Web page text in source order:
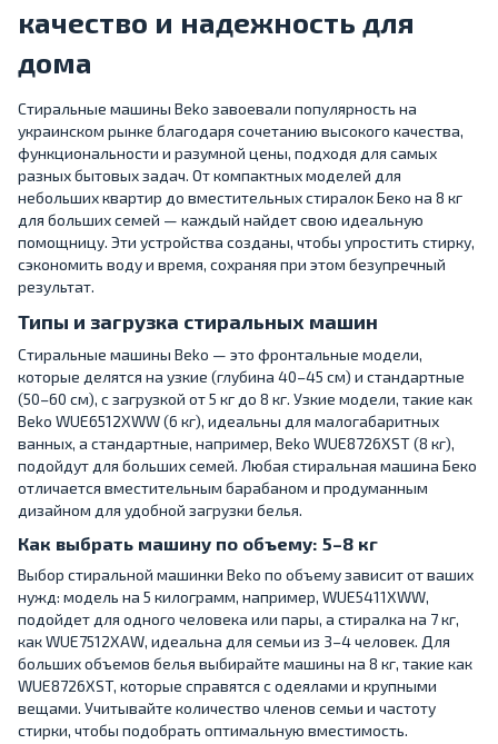
качество и надежность для
дома
Стиральные машины Beko завоевали популярность на
украинском рынке благодаря сочетанию высокого качества,
функциональности и разумной цены, подходя для самых
разных бытовых задач. От компактных моделей для
небольших квартир до вместительных стиралок Беко на 8 кг
для больших семей — каждый найдет свою идеальную
помощницу. Эти устройства созданы, чтобы упростить стирку,
сэкономить воду и время, сохраняя при этом безупречный
результат.
Типы и загрузка стиральных машин
Стиральные машины Beko — это фронтальные модели,
которые делятся на узкие (глубина 40–45 см) и стандартные
(50–60 см), с загрузкой от 5 кг до 8 кг. Узкие модели, такие как
Beko WUE6512XWW (6 кг), идеальны для малогабаритных
ванных, а стандартные, например, Beko WUE8726XST (8 кг),
подойдут для больших семей. Любая стиральная машина Беко
отличается вместительным барабаном и продуманным
дизайном для удобной загрузки белья.
Как выбрать машину по объему: 5–8 кг
Выбор стиральной машинки Beko по объему зависит от ваших
нужд: модель на 5 килограмм, например, WUE5411XWW,
подойдет для одного человека или пары, а стиралка на 7 кг,
как WUE7512XAW, идеальна для семьи из 3–4 человек. Для
больших объемов белья выбирайте машины на 8 кг, такие как
WUE8726XST, которые справятся с одеялами и крупными
вещами. Учитывайте количество членов семьи и частоту
стирки, чтобы подобрать оптимальную вместимость.